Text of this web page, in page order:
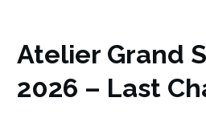
Atelier Grand
2026 – Last